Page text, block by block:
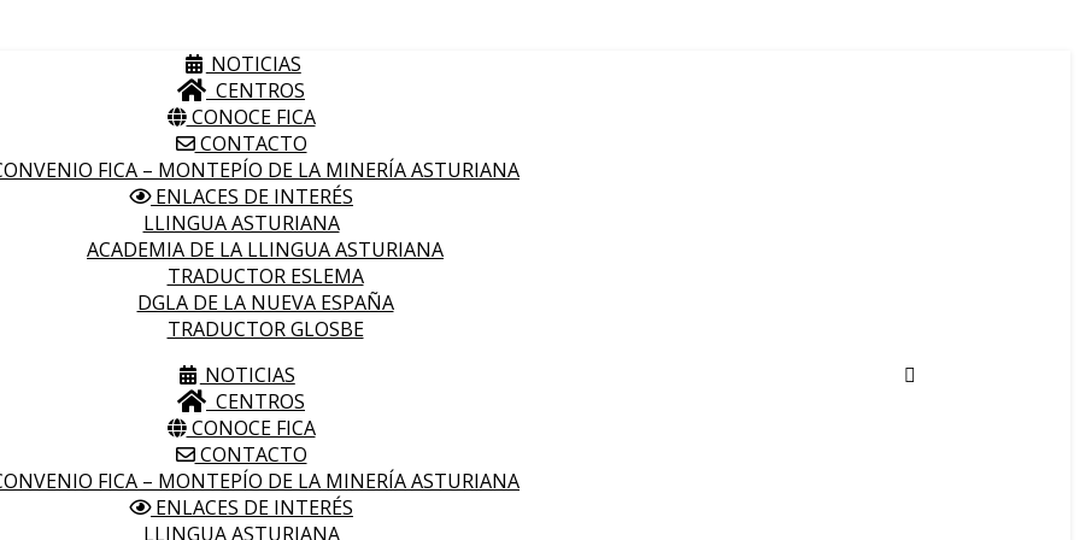
NOTICIAS
CENTROS
CONOCE FICA
CONTACTO
FICA – MONTEPÍO DE LA MINERÍA ASTURIANA
ENLACES DE INTERÉS
LLINGUA ASTURIANA
ACADEMIA DE LA LLINGUA ASTURIANA
TRADUCTOR ESLEMA
DGLA DE LA NUEVA ESPAÑA
TRADUCTOR GLOSBE
NOTICIAS
CENTROS
CONOCE FICA
CONTACTO
FICA – MONTEPÍO DE LA MINERÍA ASTURIANA
ENLACES DE INTERÉS
LLINGUA ASTURIANA